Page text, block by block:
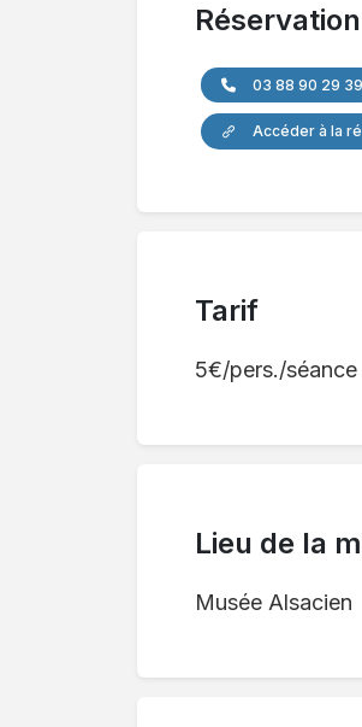
03 88 90 29 39
Accéder à la
Tarif
5€/pers./séance
Lieu de la
Musée Alsacien